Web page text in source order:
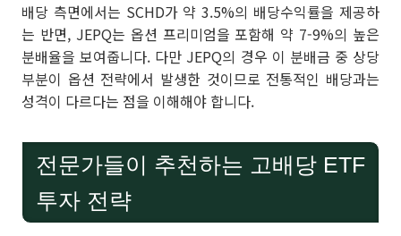
배당 측면에서는 SCHD가 약 3.5%의 배당수익률을 제공하
는 반면, JEPQ는 옵션 프리미엄을 포함해 약 7-9%의 높은
분배율을 보여줍니다. 다만 JEPQ의 경우 이 분배금 중 상당
부분이 옵션 전략에서 발생한 것이므로 전통적인 배당과는
성격이 다르다는 점을 이해해야 합니다.
전문가들이 추천하는 고배당 ETF
투자 전략